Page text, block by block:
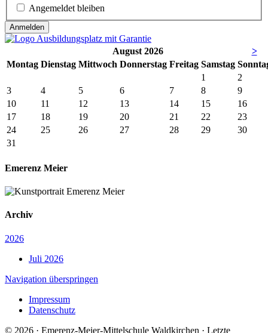
Angemeldet bleiben
Anmelden
August 2026
>
Montag Dienstag Mittwoch Donnerstag Freitag Samstag So
1
2
3
4 5 6 7 8
9
10
11 12 13 14 15
16
17
18 19 20 21 22
23
24
25 26 27 28 29
30
31
Emerenz Meier
Archiv
2026
Juli 2026
Navigation überspringen
Impressum
Datenschutz
© 2026 · Emerenz-Meier-Mittelschule Waldkirchen · Letzte